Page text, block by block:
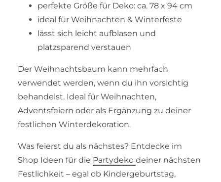
perfekte Größe für Deko: ca. 78 x 94 cm
ideal für Weihnachten & Winterfeste
lässt sich leicht aufblasen und
platzsparend verstauen
Der Weihnachtsbaum kann mehrfach
verwendet werden, wenn du ihn vorsichtig
behandelst. Ideal für Weihnachten,
Adventsfeiern oder als Ergänzung zu deiner
festlichen Winterdekoration.
Was feierst du als nächstes? Entdecke im
Shop Ideen für die Partydeko deiner nächsten
Festlichkeit – egal ob Kindergeburtstag,